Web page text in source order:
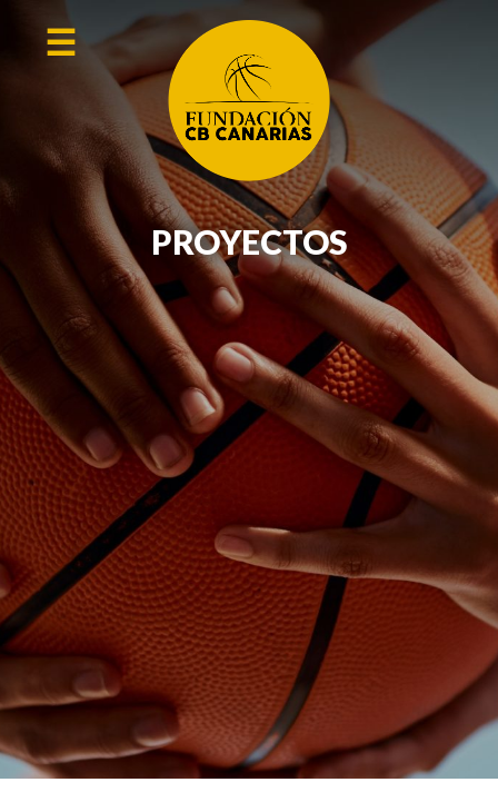
☰
PROYECTOS